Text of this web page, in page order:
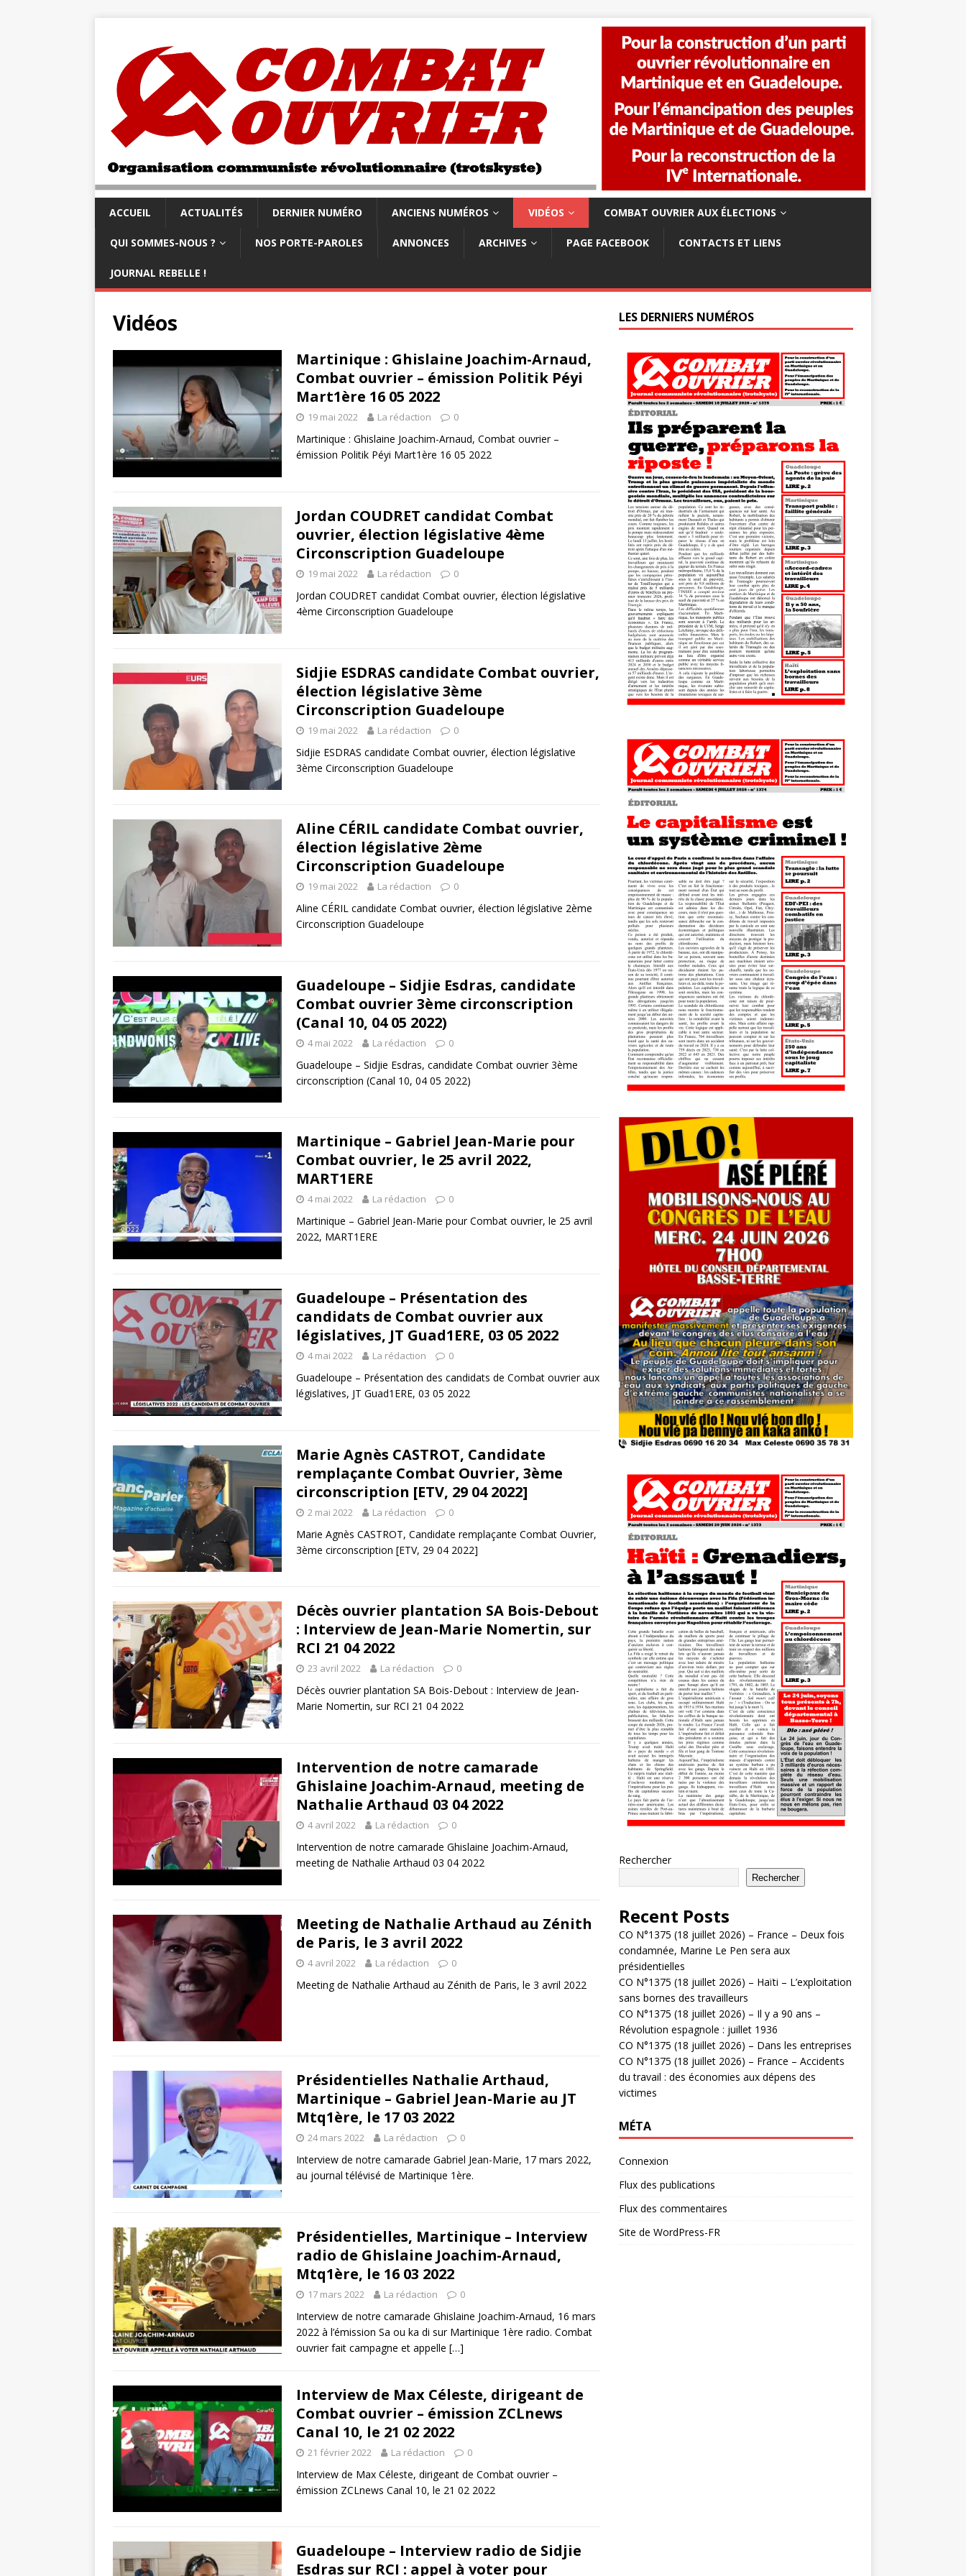
ACCUEIL ACTUALITÉS DERNIER NUMÉRO ANCIENS NUMÉROS VIDÉOS COMBAT OUVRIER AUX ÉLECTIONS
QUI SOMMES-NOUS ? NOS PORTE-PAROLES ANNONCES ARCHIVES PAGE FACEBOOK CONTACTS ET LIENS
JOURNAL REBELLE !
Vidéos
Martinique : Ghislaine Joachim-Arnaud,
Combat ouvrier – émission Politik Péyi
Mart1ère 16 05 2022
19 mai 2022 La rédaction 0
Martinique : Ghislaine Joachim-Arnaud, Combat ouvrier –
émission Politik Péyi Mart1ère 16 05 2022
Jordan COUDRET candidat Combat
ouvrier, élection législative 4ème
Circonscription Guadeloupe
19 mai 2022 La rédaction 0
Jordan COUDRET candidat Combat ouvrier, élection législative
4ème Circonscription Guadeloupe
Sidjie ESDRAS candidate Combat ouvrier,
élection législative 3ème
Circonscription Guadeloupe
19 mai 2022 La rédaction 0
Sidjie ESDRAS candidate Combat ouvrier, élection législative
3ème Circonscription Guadeloupe
Aline CÉRIL candidate Combat ouvrier,
élection législative 2ème
Circonscription Guadeloupe
19 mai 2022 La rédaction 0
Aline CÉRIL candidate Combat ouvrier, élection législative 2ème
Circonscription Guadeloupe
Guadeloupe – Sidjie Esdras, candidate
Combat ouvrier 3ème circonscription
(Canal 10, 04 05 2022)
4 mai 2022 La rédaction 0
Guadeloupe – Sidjie Esdras, candidate Combat ouvrier 3ème
circonscription (Canal 10, 04 05 2022)
Martinique – Gabriel Jean-Marie pour
Combat ouvrier, le 25 avril 2022,
MART1ERE
4 mai 2022 La rédaction 0
Martinique – Gabriel Jean-Marie pour Combat ouvrier, le 25 avril
2022, MART1ERE
Guadeloupe – Présentation des
candidats de Combat ouvrier aux
législatives, JT Guad1ERE, 03 05 2022
4 mai 2022 La rédaction 0
Guadeloupe – Présentation des candidats de Combat ouvrier aux
législatives, JT Guad1ERE, 03 05 2022
Marie Agnès CASTROT, Candidate
remplaçante Combat Ouvrier, 3ème
circonscription [ETV, 29 04 2022]
2 mai 2022 La rédaction 0
Marie Agnès CASTROT, Candidate remplaçante Combat Ouvrier,
3ème circonscription [ETV, 29 04 2022]
Décès ouvrier plantation SA Bois-Debout
: Interview de Jean-Marie Nomertin, sur
RCI 21 04 2022
23 avril 2022 La rédaction 0
Décès ouvrier plantation SA Bois-Debout : Interview de Jean-
Marie Nomertin, sur RCI 21 04 2022
Intervention de notre camarade
Ghislaine Joachim-Arnaud, meeting de
Nathalie Arthaud 03 04 2022
4 avril 2022 La rédaction 0
Intervention de notre camarade Ghislaine Joachim-Arnaud,
meeting de Nathalie Arthaud 03 04 2022
Meeting de Nathalie Arthaud au Zénith
de Paris, le 3 avril 2022
4 avril 2022 La rédaction 0
Meeting de Nathalie Arthaud au Zénith de Paris, le 3 avril 2022
Présidentielles Nathalie Arthaud,
Martinique – Gabriel Jean-Marie au JT
Mtq1ère, le 17 03 2022
24 mars 2022 La rédaction 0
Interview de notre camarade Gabriel Jean-Marie, 17 mars 2022,
au journal télévisé de Martinique 1ère.
Présidentielles, Martinique – Interview
radio de Ghislaine Joachim-Arnaud,
Mtq1ère, le 16 03 2022
17 mars 2022 La rédaction 0
Interview de notre camarade Ghislaine Joachim-Arnaud, 16 mars
2022 à l’émission Sa ou ka di sur Martinique 1ère radio. Combat
ouvrier fait campagne et appelle […]
Interview de Max Céleste, dirigeant de
Combat ouvrier – émission ZCLnews
Canal 10, le 21 02 2022
21 février 2022 La rédaction 0
Interview de Max Céleste, dirigeant de Combat ouvrier –
émission ZCLnews Canal 10, le 21 02 2022
Guadeloupe – Interview radio de Sidjie
Esdras sur RCI : appel à voter pour
LES DERNIERS NUMÉROS
Rechercher
Rechercher
Recent Posts
CO N°1375 (18 juillet 2026) – France – Deux fois
condamnée, Marine Le Pen sera aux
présidentielles
CO N°1375 (18 juillet 2026) – Haïti – L’exploitation
sans bornes des travailleurs
CO N°1375 (18 juillet 2026) – Il y a 90 ans –
Révolution espagnole : juillet 1936
CO N°1375 (18 juillet 2026) – Dans les entreprises
CO N°1375 (18 juillet 2026) – France – Accidents
du travail : des économies aux dépens des
victimes
MÉTA
Connexion
Flux des publications
Flux des commentaires
Site de WordPress-FR